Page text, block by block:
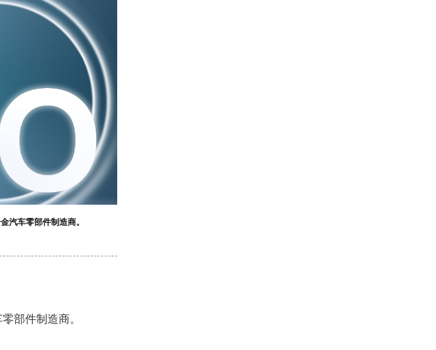
汽车零部件制造商。
部件制造商。